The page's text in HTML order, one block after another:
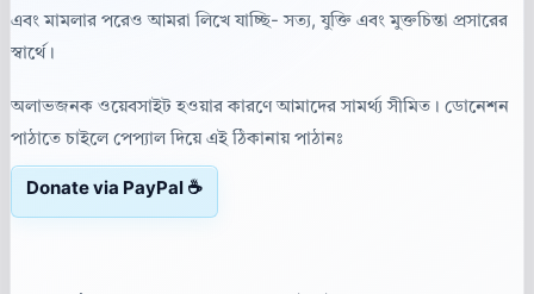
এবং মামলার পরেও আমরা লিখে যাচ্ছি- সত্য, যুক্তি এবং মুক্তচিন্তা প্রসারের
স্বার্থে।
অলাভজনক ওয়েবসাইট হওয়ার কারণে আমাদের সামর্থ্য সীমিত। ডোনেশন
পাঠাতে চাইলে পেপ্যাল দিয়ে এই ঠিকানায় পাঠানঃ
Donate via PayPal ☕